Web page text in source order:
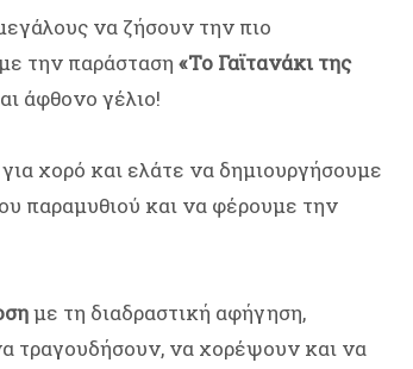
να ζήσουν την πιο
την παράσταση «Το Γαϊτανάκι της
άφθονο γέλιο!
για χορό και ελάτε να δημιουργήσουμε
παραμυθιού και να φέρουμε την
με τη διαδραστική αφήγηση,
τραγουδήσουν, να χορέψουν και να